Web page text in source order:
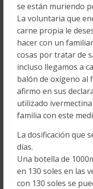
se están muriendo
La voluntaria que
carne propia le
hacer con un
cosas por tratar de
incluso llegamos a
balón de oxígeno al
afirmo en sus
utilizado
familia con este
La dosificación que
días.
Una botella de
en 130 soles en las
con 130 soles se